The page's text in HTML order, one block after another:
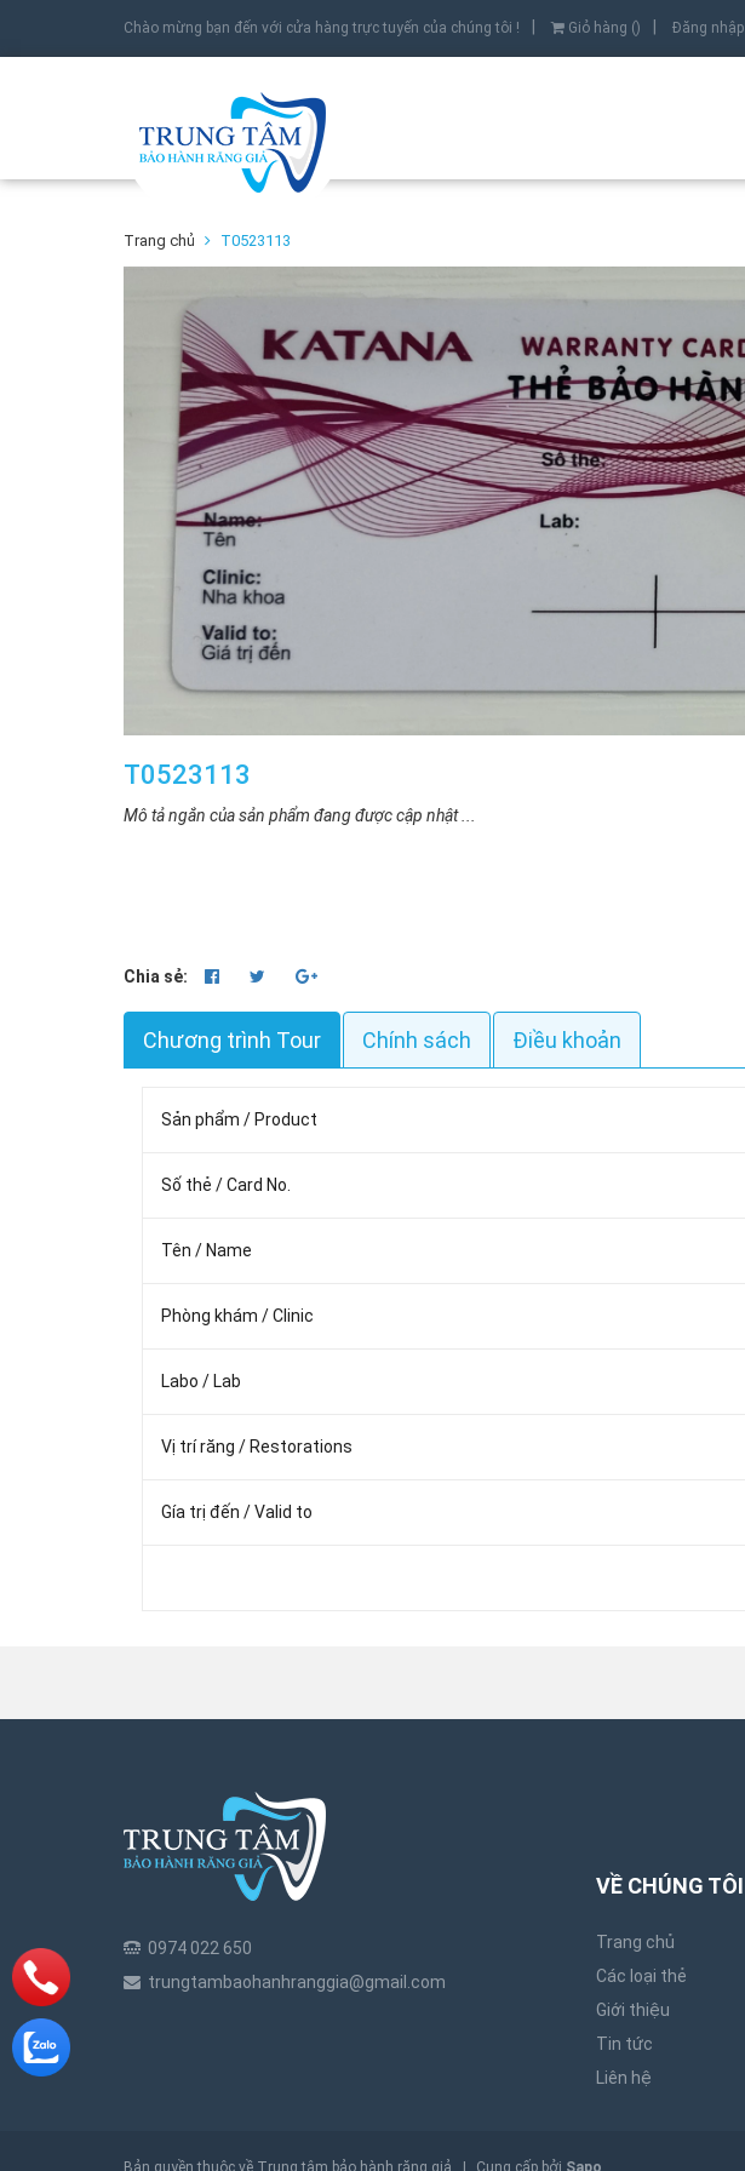
Chào mừng bạn đến với cửa hàng trực tuyến của chúng tôi ! Giỏ hàng () Đăng nhập
Trang chủ T0523113
T0523113
Mô tả ngắn của sản phẩm đang được cập nhật ...
Chia sẻ:
Chương trình Tour Chính sách Điều khoản
Sản phẩm / Product
Số thẻ / Card No.
Tên / Name
Phòng khám / Clinic
Labo / Lab
Vị trí răng / Restorations
Gía trị đến / Valid to
0974 022 650
trungtambaohanhranggia@gmail.com
VỀ CHÚNG TÔI
Trang chủ
Các loại thẻ
Giới thiệu
Tin tức
Liên hệ
Bản quyền thuộc về Trung tâm bảo hành răng giả Cung cấp bởi Sapo